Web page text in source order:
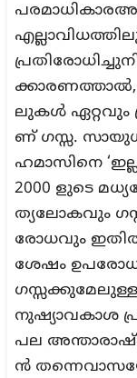
ലുകള്‍ ഏറ്റവും
ണ് ഗസ്സ.
ഹമാസിനെ
2000 ളുടെ
ത്യലോകവും
രോധവും
ശേഷം
നുഷ്യാവകാശ
പല
ന്‍